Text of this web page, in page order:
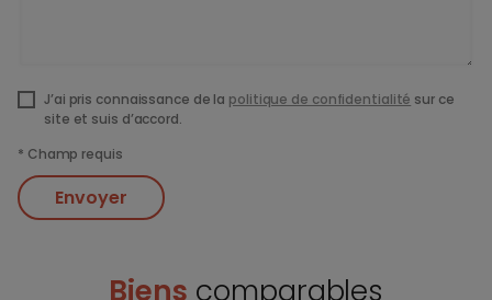
J’ai pris connaissance de la politique de confidentialité sur ce
site et suis d’accord.
* Champ requis
Envoyer
Biens comparables